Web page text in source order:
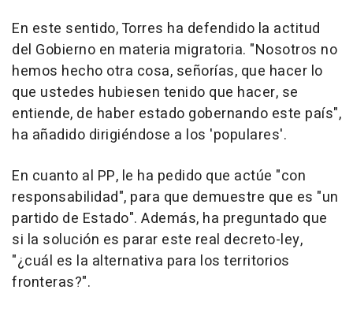
En este sentido, Torres ha defendido la actitud
del Gobierno en materia migratoria. "Nosotros no
hemos hecho otra cosa, señorías, que hacer lo
que ustedes hubiesen tenido que hacer, se
entiende, de haber estado gobernando este país",
ha añadido dirigiéndose a los 'populares'.
En cuanto al PP, le ha pedido que actúe "con
responsabilidad", para que demuestre que es "un
partido de Estado". Además, ha preguntado que
si la solución es parar este real decreto-ley,
"¿cuál es la alternativa para los territorios
fronteras?".